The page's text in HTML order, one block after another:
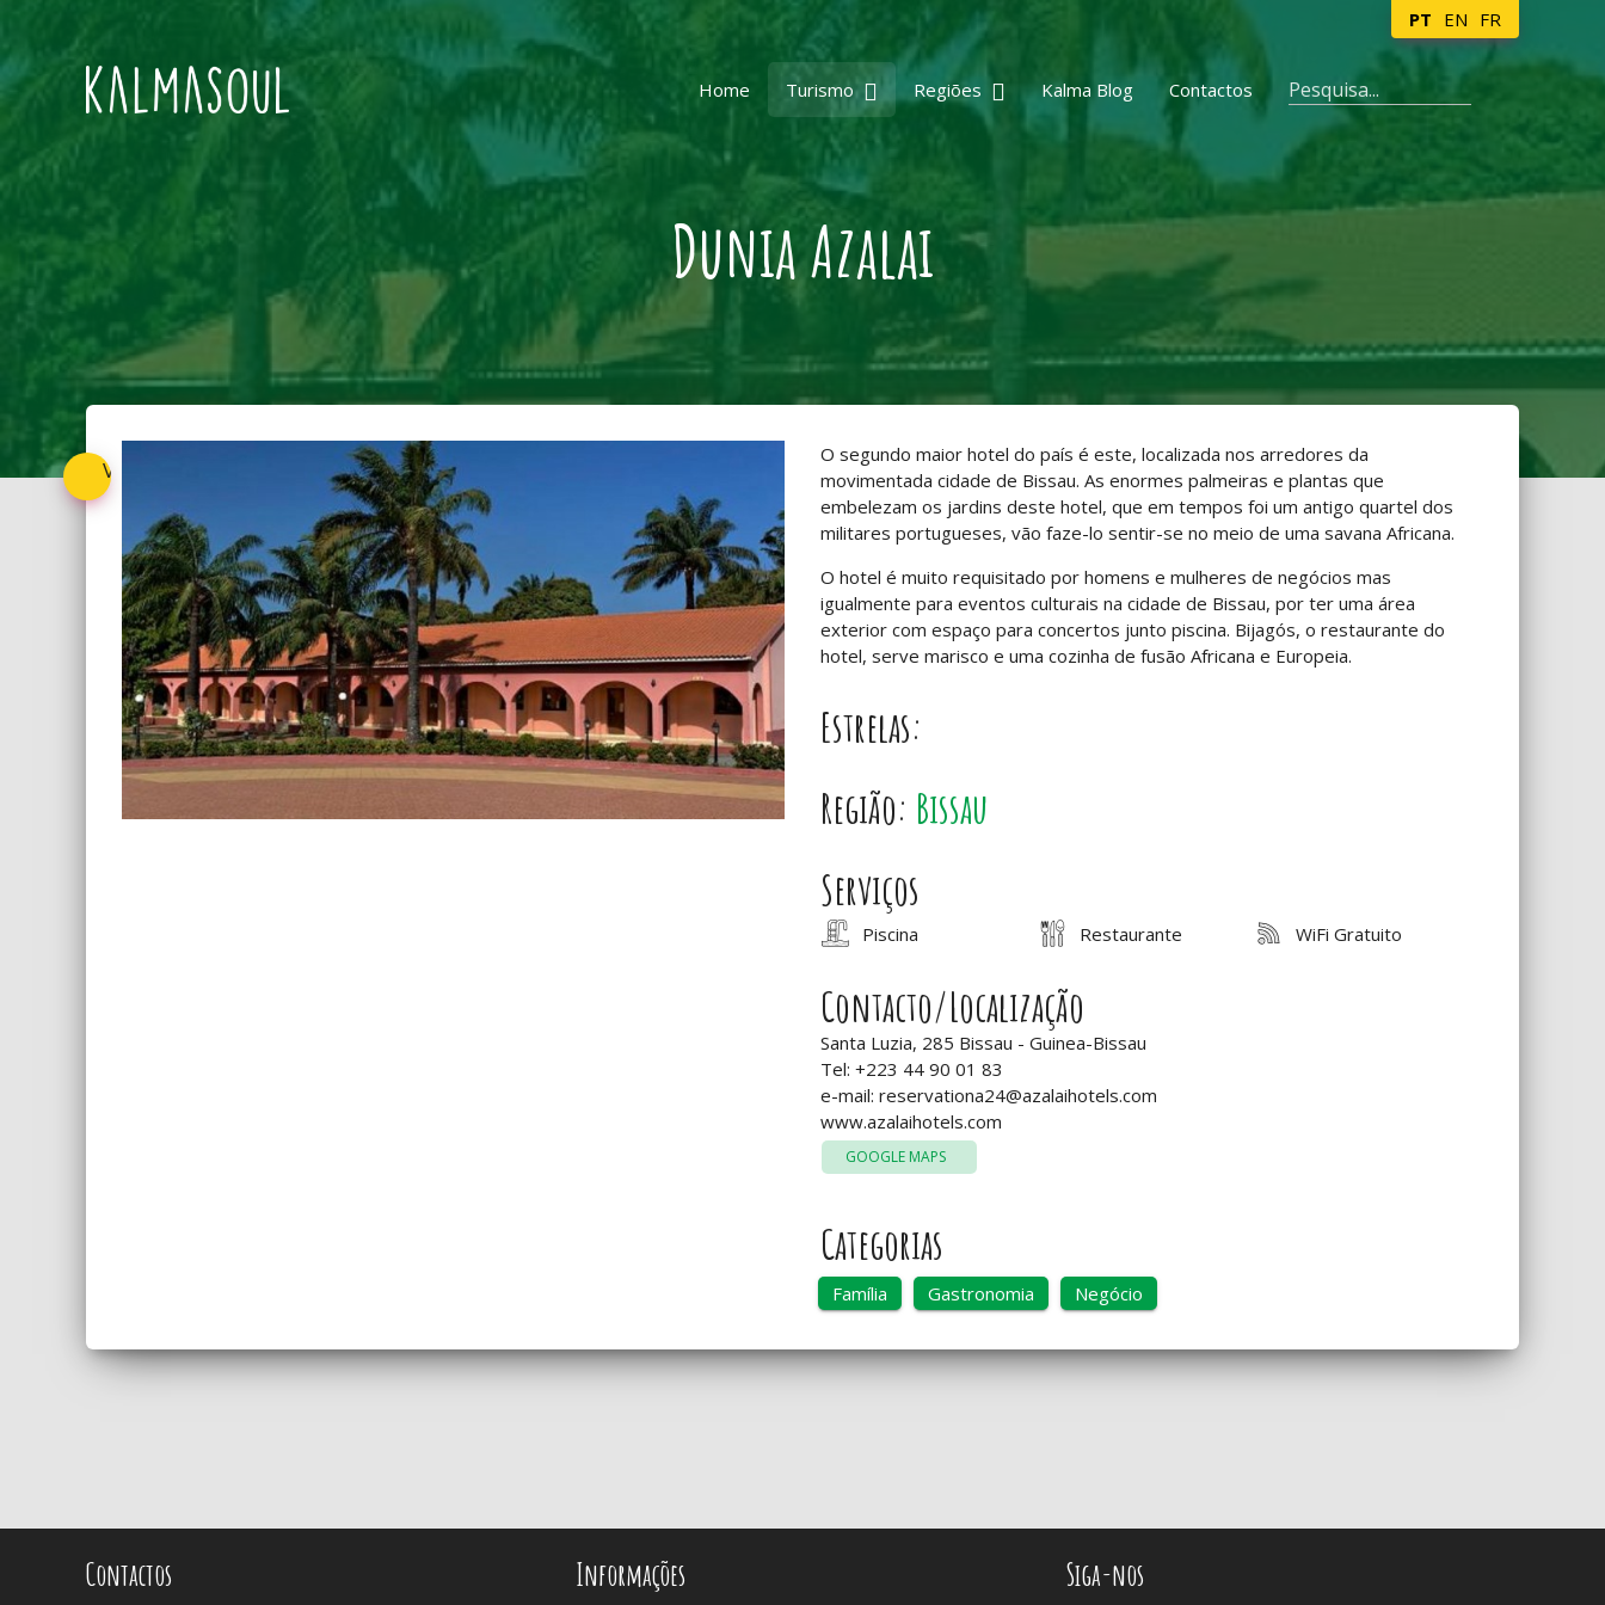
PT EN FR
Home Turismo Regiões Kalma Blog Contactos
Dunia Azalai
Voltar
O segundo maior hotel do país é este, localizada nos arredores da
movimentada cidade de Bissau. As enormes palmeiras e plantas que
embelezam os jardins deste hotel, que em tempos foi um antigo quartel dos
militares portugueses, vão faze-lo sentir-se no meio de uma savana Africana.
O hotel é muito requisitado por homens e mulheres de negócios mas
igualmente para eventos culturais na cidade de Bissau, por ter uma área
exterior com espaço para concertos junto piscina. Bijagós, o restaurante do
hotel, serve marisco e uma cozinha de fusão Africana e Europeia.
Estrelas:
Região: Bissau
Serviços
Piscina Restaurante WiFi Gratuito
Contacto/Localização
Santa Luzia, 285 Bissau - Guinea-Bissau
Tel: +223 44 90 01 83
e-mail: reservationa24@azalaihotels.com
www.azalaihotels.com
GOOGLE MAPS
Categorias
Família Gastronomia Negócio
Contactos Informações Siga-nos